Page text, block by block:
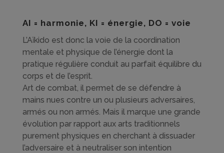
AI = harmonie, KI = énergie, DO = voie
L’Aïkido est donc la voie de la coordination
mentale et physique de l’énergie dont la
pratique régulière conduit au parfait équilibre du
corps et de l’esprit.
Art de combat, il permet de se défendre à
mains nues contre un ou plusieurs adversaires,
armés ou non armés. Mais il marque une grande
évolution par rapport aux arts traditionnels
purement physiques en cherchant à dissuader
l’adversaire et à neutraliser son intention